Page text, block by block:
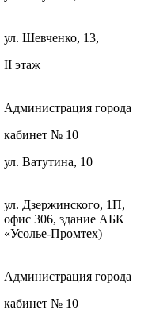
ул. Шевченко, 13,
II этаж
Администрация города
кабинет № 10
ул. Ватутина, 10
ул. Дзержинского, 1П,
офис 306, здание АБК
«Усолье-Промтех)
Администрация города
кабинет № 10